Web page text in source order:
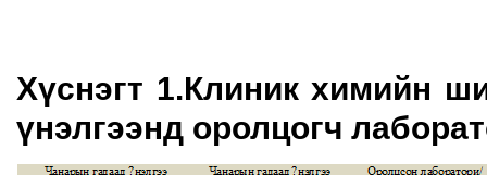
Хүснэгт 1.Клиник химийн
үнэлгээнд оролцогч